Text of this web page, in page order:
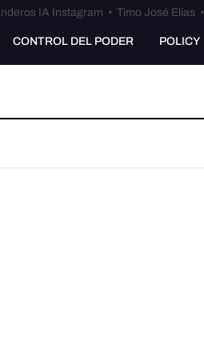
IA Instagram • Timo José Elías •
CONTROL DEL PODER POLICY